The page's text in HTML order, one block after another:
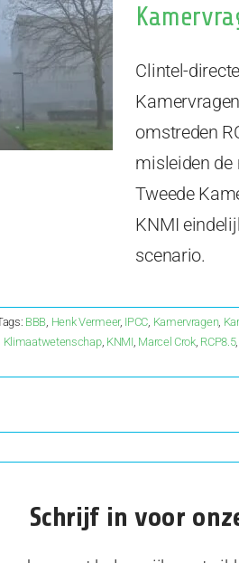
Clintel-
omstreden
misleiden de
Tweede
KNMI
scenario.
BBB, Henk Vermeer, IPCC, Kamervragen,
Klimaatwetenschap, KNMI, Marcel Crok, RCP8.5,
Schrijf in voor